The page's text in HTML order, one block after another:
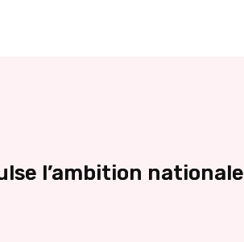
l’ambition nationale